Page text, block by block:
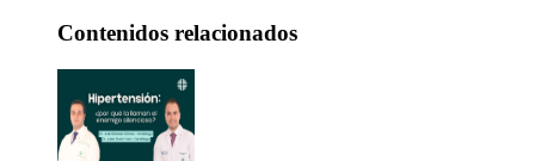
Contenidos relacionados